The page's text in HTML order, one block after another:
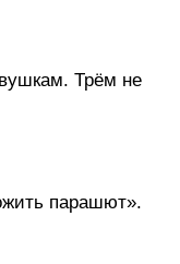
Трём не
парашют».